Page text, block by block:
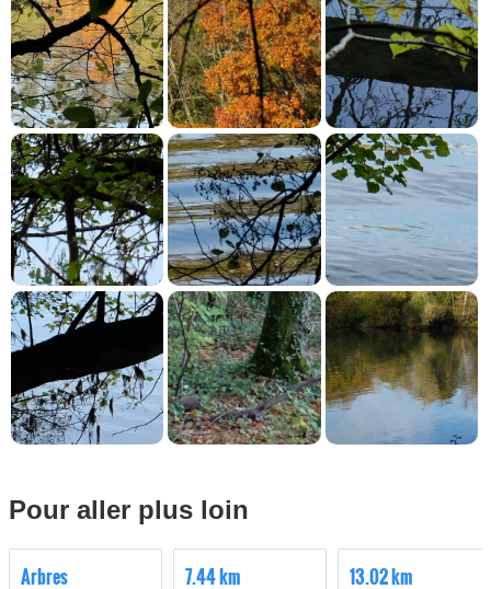
Pour aller plus loin
Arbres 7.44 km 13.02 km